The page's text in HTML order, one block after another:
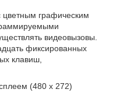
цветным графическим
видеовызовы.
фиксированных
клавиш,
(480 x 272)